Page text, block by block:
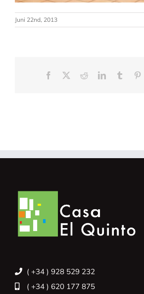
Juni 22nd, 2013
Facebook RedditLinkedInTumblr
( +34 ) 928 529 232
( +34 ) 620 177 875